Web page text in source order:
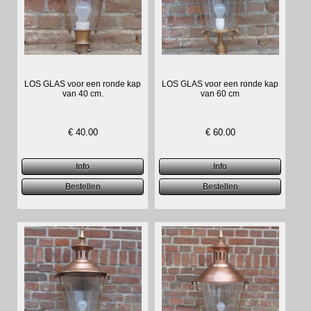
LOS GLAS voor een ronde kap
van 40 cm.
€ 40.00
LOS GLAS voor een ronde kap
van 60 cm
€ 60.00